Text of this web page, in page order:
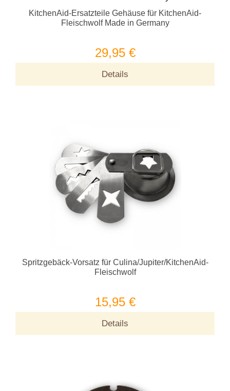
KitchenAid-Ersatzteile Gehäuse für KitchenAid-
Fleischwolf Made in Germany
29,95 €
Details
Spritzgebäck-Vorsatz für Culina/Jupiter/KitchenAid-
Fleischwolf
15,95 €
Details